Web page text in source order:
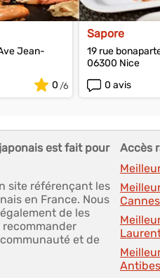
Jean-
0
Sapore
19 rue
06300 Nice
0 avis
est fait pour
site référençant les
en France. Nous
de les
et de
Accès
Cannes
Antibes